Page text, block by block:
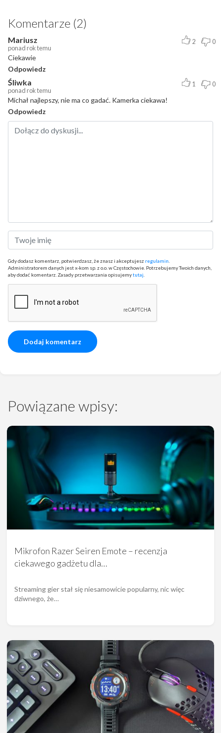
Komentarze (2)
Mariusz
ponad rok temu
2 0
Ciekawie
Odpowiedz
Śliwka
ponad rok temu
1 0
Michał najlepszy, nie ma co gadać. Kamerka ciekawa!
Odpowiedz
Gdy dodasz komentarz, potwierdzasz, że znasz i akceptujesz regulamin
Administratorem danych jest x-kom sp. z o.o. w Częstochowie. Potrzebujemy Twoich danych,
aby dodać komentarz. Zasady przetwarzania opisujemytutaj
Powiązane wpisy:
Mikrofon Razer Seiren Emote – recenzja
ciekawego gadżetu dla…
Streaming gier stał się niesamowicie popularny, nic więc
dziwnego, że…